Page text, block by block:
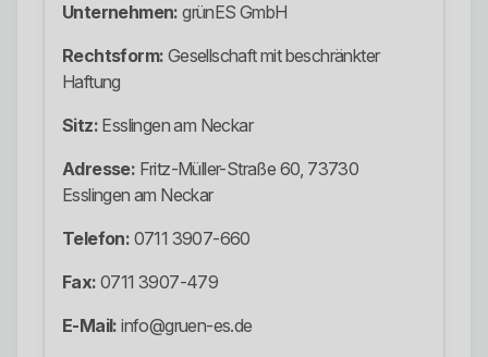
Unternehmen: grünES GmbH
Rechtsform: Gesellschaft mit beschränkter
Haftung
Sitz: Esslingen am Neckar
Adresse: Fritz-Müller-Straße 60, 73730
Esslingen am Neckar
Telefon: 0711 3907-660
Fax: 0711 3907-479
E-Mail: info@gruen-es.de